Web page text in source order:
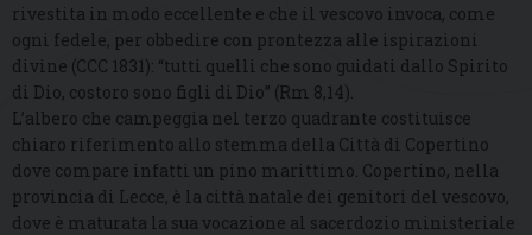
rivestita in modo eccellente e che il vescovo invoca, come
ogni fedele, per obbedire con prontezza alle ispirazioni
divine (CCC 1831): “tutti quelli che sono guidati dallo Spirito
di Dio, costoro sono figli di Dio” (Rm 8,14).
L’albero che campeggia nel terzo quadrante costituisce
chiaro riferimento allo stemma della Città di Copertino
dove compare infatti un pino marittimo. Copertino, nella
provincia di Lecce, è la città natale dei genitori del vescovo,
dove è maturata la sua vocazione al sacerdozio ministeriale